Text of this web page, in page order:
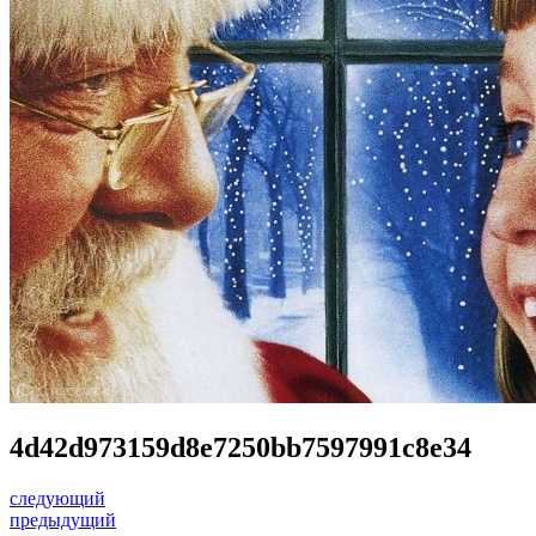
4d42d973159d8e7250bb7597991c8e34
следующий
предыдущий